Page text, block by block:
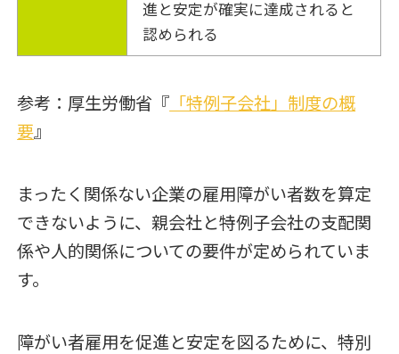
進と安定が確実に達成されると
認められる
参考：厚生労働省『 「特例子会社」制度の概
要』
まったく関係ない企業の雇用障がい者数を算定
できないように、親会社と特例子会社の支配関
係や人的関係についての要件が定められていま
す。
障がい者雇用を促進と安定を図るために、特別